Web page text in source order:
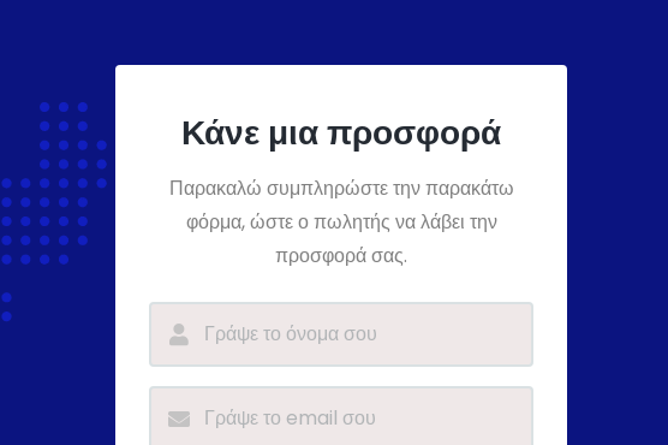
Κάνε μια προσφορά
Παρακαλώ συμπληρώστε την παρακάτω
φόρμα, ώστε ο πωλητής να λάβει την
προσφορά σας.